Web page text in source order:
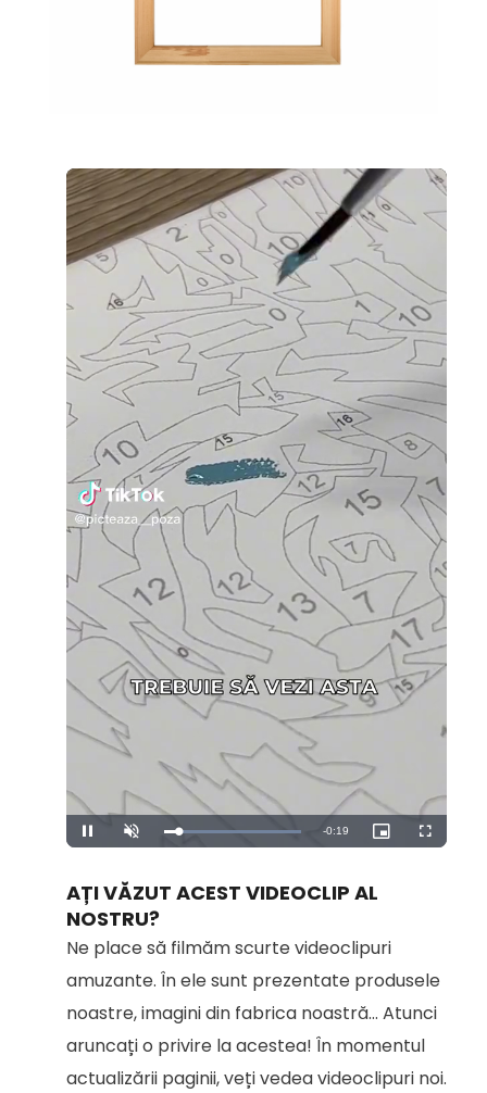
Pause Unmute Loaded:
100.00%
Remaining
-0:19
Picture-
in-
Fullscreen
AȚI VĂZUT ACEST VIDEOCLIP AL
NOSTRU?
Ne place să filmăm scurte videoclipuri
amuzante. În ele sunt prezentate produsele
noastre, imagini din fabrica noastră... Atunci
aruncați o privire la acestea! În momentul
actualizării paginii, veți vedea videoclipuri noi.